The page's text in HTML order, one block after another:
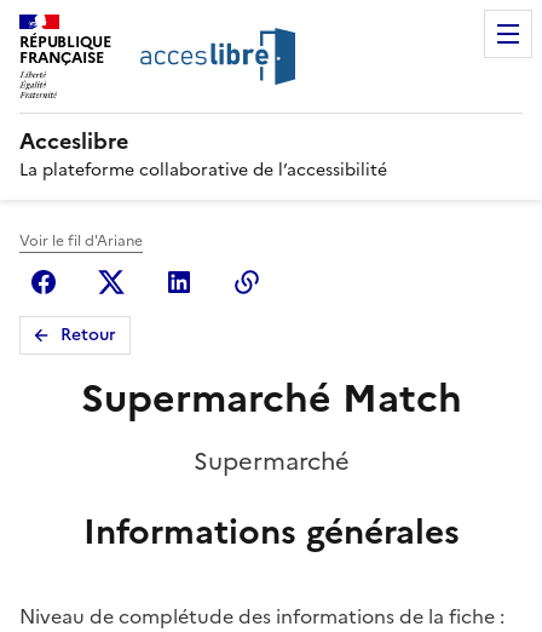
RÉPUBLIQUE
FRANÇAISE
Acceslibre
La plateforme collaborative de l’accessibilité
Voir le fil d'Ariane
FacebookX (anciennement Twitter)
Linkedin
Retour
Supermarché Match
Supermarché
Informations générales
Niveau de complétude des informations de la fiche :